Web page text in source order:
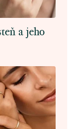
a jeho